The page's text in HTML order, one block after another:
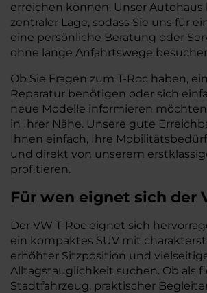
erreichen können. Unser
zentraler Lage, sodass Sie uns für
eine persönliche Beratung oder
ohne lange Anfahrtswege
Ob Sie Fragen zum T-Roc haben,
Reparatur benötigen oder sich
neue Modelle informieren
in Ihrer Nähe. Unsere gute
Ihnen einfach, Ihre
und direkt von unserem
profitieren.
Für wen eignet sich der
Der VW T-Roc eignet sich
ein kompaktes SUV mit
erhöhter Sitzposition und
Alltagstauglichkeit suchen. Ob als
Stadtfahrzeug, praktischer